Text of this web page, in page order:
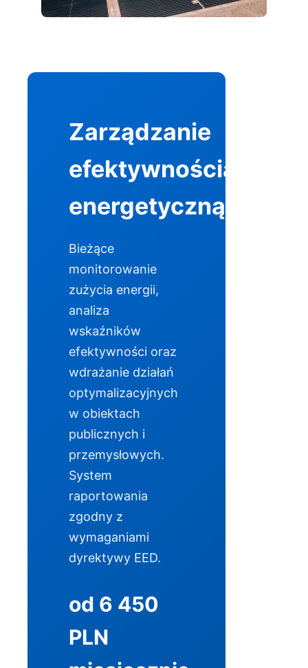
Zarządzanie
efektywnością
energetyczną
Bieżące
monitorowanie
zużycia energii,
analiza
wskaźników
efektywności oraz
wdrażanie działań
optymalizacyjnych
w obiektach
publicznych i
przemysłowych.
System
raportowania
zgodny z
wymaganiami
dyrektywy EED.
od 6 450
PLN